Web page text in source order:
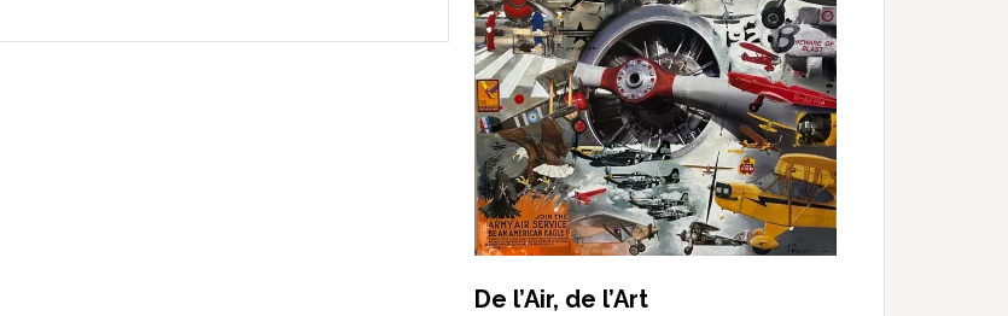
De l’Air, de l’Art